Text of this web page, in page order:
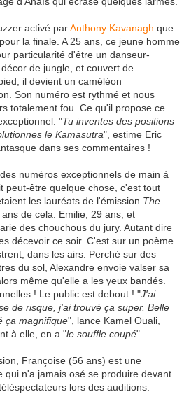
activé parAnthony Kavanagh que
la finale. A 25 ans, ce jeune homme
particularité d'être un danseur-
de jungle, et couvert de
il devient un caméléon
Son numéro est rythmé et nous
totalement fou. Ce qu'il propose ce
"Tu inventes des positions
le Kamasutra", estime Eric
dans ses commentaires !
numéros exceptionnels de main à
peut-être quelque chose, c'est tout
les lauréats de l'émission The
de cela. Emilie, 29 ans, et
des chouchous du jury. Autant dire
décevoir ce soir. C'est sur un poème
dans les airs. Perché sur des
du sol, Alexandre envoie valser sa
même qu'elle a les yeux bandés.
! Le public est debout ! "J'ai
de risque, j'ai trouvé ça super. Belle
ça magnifique", lance Kamel Ouali,
à elle, en a "le souffle coupé".
Françoise (56 ans) est une
qui n'a jamais osé se produire devant
lors des auditions.